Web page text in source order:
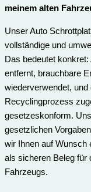
meinem alten
Unser Auto
vollständige und
Das bedeutet
entfernt, brauchbare
wiederverwendet,
Recyclingprozess
gesetzeskonform.
gesetzlichen
wir Ihnen auf Wunsch
als sicheren Beleg für
Fahrzeugs.